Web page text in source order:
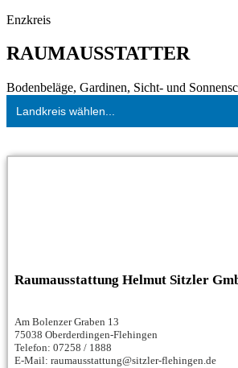
Enzkreis
RAUMAUSSTATTER
Bodenbeläge, Gardinen, Sicht- und
Landkreis wählen...
Raumausstattung Helmut Sitzler
Am Bolenzer Graben 13
75038 Oberderdingen-Flehingen
Telefon: 07258 / 1888
E-Mail: raumausstattung@sitzler-flehingen.de